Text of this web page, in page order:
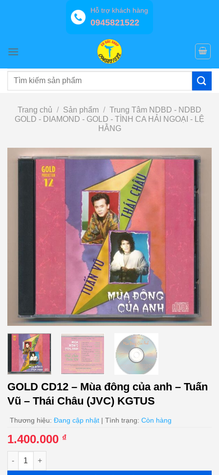
Hỗ trợ khách hàng
0945821522
Tìm
Trang chủ / Sản phẩm / Trung Tâm NDBD - NDBD
GOLD - DIAMOND - GOLD - TÌNH CA HẢI NGOẠI - LỆ
HẰNG
GOLD CD12 – Mùa đông của anh – Tuấn
Vũ – Thái Châu (JVC) KGTUS
Thương hiệu: Đang cập nhật | Tình trạng: Còn hàng
1.400.000 ₫
GOLD CD12 - Mùa đông của anh - Tuấn Vũ - Thái Châu (JVC)